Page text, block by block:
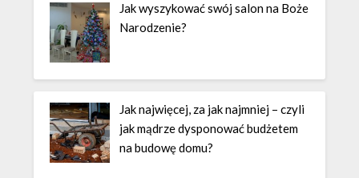
Jak wyszykować swój salon na Boże
Narodzenie?
Jak najwięcej, za jak najmniej – czyli
jak mądrze dysponować budżetem
na budowę domu?